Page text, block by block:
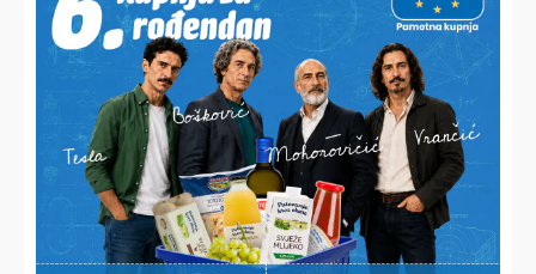
PODRAVINA I PRIGORJE I DALJE GUBE STANOVNIŠTVO
U pojedinim mjestima duplo više umrlih od rođenih, brakovi
najugroženiji u Rasinji